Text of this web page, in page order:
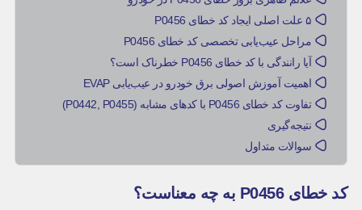
۵ علت اصلی ایجاد کد خطای P0456
مراحل عیب‌یابی تخصصی کد خطای P0456
آیا رانندگی با کد خطای P0456 خطرناک است؟
اهمیت آموزش اصولی برق خودرو در عیب‌یابی EVAP
تفاوت کد خطای P0456 با کدهای مشابه (P0442, P0455)
نتیجه‌گیری
سوالات متداول
کد خطای P0456 به چه معناست؟